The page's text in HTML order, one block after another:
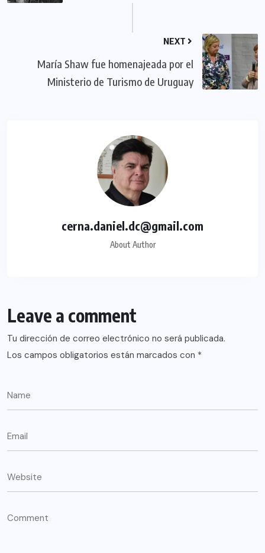
NEXT
María Shaw fue homenajeada por el
Ministerio de Turismo de Uruguay
cerna.daniel.dc@gmail.com
About Author
Leave a comment
Tu dirección de correo electrónico no será publicada.
Los campos obligatorios están marcados con *